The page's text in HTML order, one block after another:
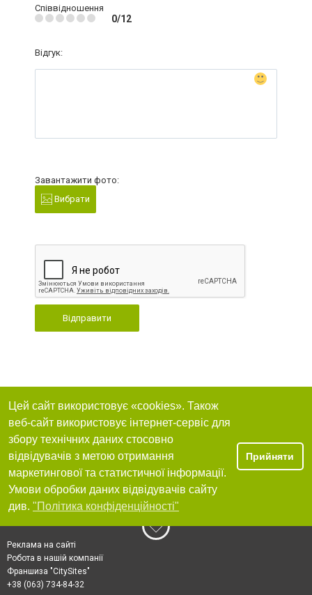
Співвідношення
0/12
Відгук:
Завантажити фото:
Вибрати
Відправити
Цей сайт використовує «cookies». Також
веб-сайт використовує інтернет-сервіс для
збору технічних даних стосовно
відвідувачів з метою отримання
маркетингової та статистичної інформації.
Умови обробки даних відвідувачів сайту
див. "Політика конфіденційності"
Прийняти
Реклама на сайті
Робота в нашій компанії
Франшиза "CitySites"
+38 (063) 734-84-32